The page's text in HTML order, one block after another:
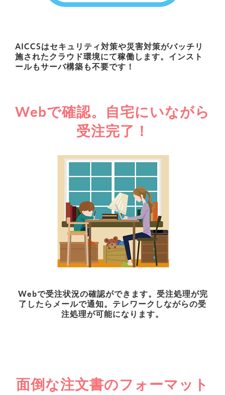
AICCSはセキュリティ対策や災害対策がバッチリ
施されたクラウド環境にて稼働します。インスト
ールもサーバ構築も不要です！
Webで確認。自宅にいながら
受注完了！
Webで受注状況の確認ができます。受注処理が完
了したらメールで通知。テレワークしながらの受
注処理が可能になります。
面倒な注文書のフォーマット